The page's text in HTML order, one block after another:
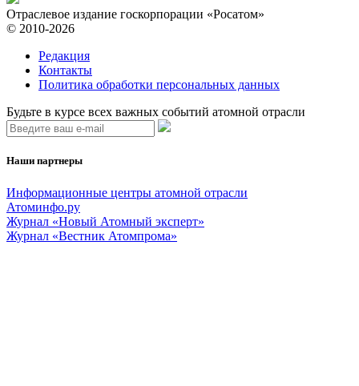
Отраслевое издание госкорпорации «Росатом»
© 2010-2026
Редакция
Контакты
Политика обработки персональных данных
Будьте в курсе всех важных событий атомной отрасли
Наши партнеры
Информационные центры атомной отрасли
Атоминфо.ру
Журнал «Новый Атомный эксперт»
Журнал «Вестник Атомпрома»